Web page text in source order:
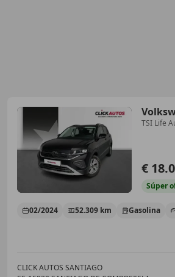
TSI Life
€
Súper
02/2024 52.309 km Gasolina
CLICK AUTOS SANTIAGO